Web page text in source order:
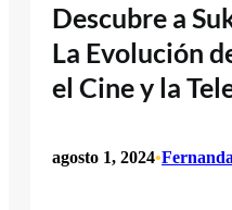
Descubre a
La Evolución
el Cine y la
agosto 1, 2024•